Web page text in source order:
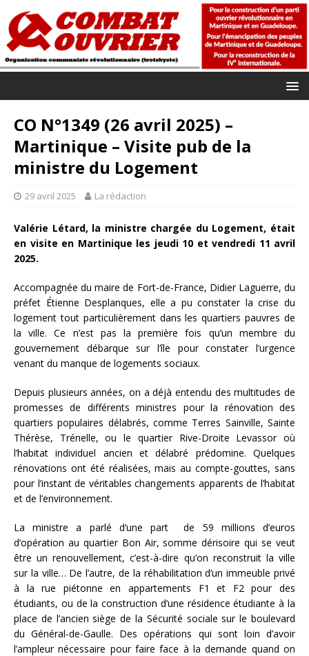
CO N°1349 (26 avril 2025) –
Martinique – Visite pub de la
ministre du Logement
29 avril 2025 La rédaction
Valérie Létard, la ministre chargée du Logement, était
en visite en Martinique les jeudi 10 et vendredi 11 avril
2025.
Accompagnée du maire de Fort-de-France, Didier Laguerre, du
préfet Étienne Desplanques, elle a pu constater la crise du
logement tout particulièrement dans les quartiers pauvres de
la ville. Ce n’est pas la première fois qu’un membre du
gouvernement débarque sur l’île pour constater l’urgence
venant du manque de logements sociaux.
Depuis plusieurs années, on a déjà entendu des multitudes de
promesses de différents ministres pour la rénovation des
quartiers populaires délabrés, comme Terres Sainville, Sainte
Thérèse, Trénelle, ou le quartier Rive-Droite Levassor où
l’habitat individuel ancien et délabré prédomine. Quelques
rénovations ont été réalisées, mais au compte-gouttes, sans
pour l’instant de véritables changements apparents de l’habitat
et de l’environnement.
La ministre a parlé d’une part de 59 millions d’euros
d’opération au quartier Bon Air, somme dérisoire qui se veut
être un renouvellement, c’est-à-dire qu’on reconstruit la ville
sur la ville… De l’autre, de la réhabilitation d’un immeuble privé
à la rue piétonne en appartements F1 et F2 pour des
étudiants, ou de la construction d’une résidence étudiante à la
place de l’ancien siège de la Sécurité sociale sur le boulevard
du Général-de-Gaulle. Des opérations qui sont loin d’avoir
l’ampleur nécessaire pour faire face à la demande quand on